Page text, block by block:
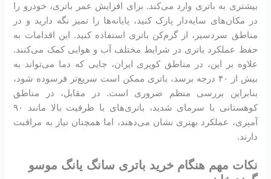
بیشتری به باتری وارد می‌کند. برای افزایش عمر باتری، خودرو را
در مکان‌های سایه‌دار پارک کنید، پایانه‌ها را تمیز نگه دارید و در
مناطق سردسیر، از گرم‌کن باتری استفاده کنید. این اقدامات به
حفظ عملکرد باتری در شرایط مختلف آب‌ و هوایی کمک می‌کنند.
علاوه بر این، در مناطق کویری ایران، جایی که دما می‌تواند به
بیش از ۴۰ درجه برسد، باتری ممکن است سریع‌تر فرسوده شود،
بنابراین بررسی منظم ضروری است. در مقابل، در مناطق
کوهستانی با سرمای شدید، باتری‌های با ظرفیت بالا مانند ۹۰
آمپری، عملکرد بهتری نشان می‌دهند، اما همچنان نیاز به مراقبت
دارند.
نکات مهم هنگام خرید باتری سانگ یانگ موسو